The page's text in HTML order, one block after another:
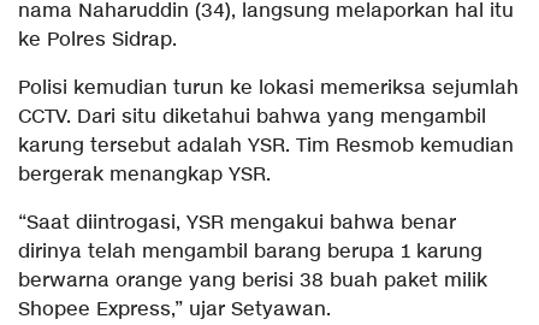
nama Naharuddin (34), langsung melaporkan hal itu
ke Polres Sidrap.
Polisi kemudian turun ke lokasi memeriksa sejumlah
CCTV. Dari situ diketahui bahwa yang mengambil
karung tersebut adalah YSR. Tim Resmob kemudian
bergerak menangkap YSR.
“Saat diintrogasi, YSR mengakui bahwa benar
dirinya telah mengambil barang berupa 1 karung
berwarna orange yang berisi 38 buah paket milik
Shopee Express,” ujar Setyawan.